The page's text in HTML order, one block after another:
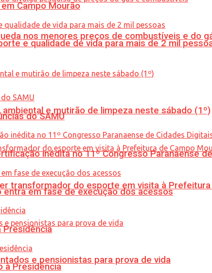
nos menores preços de combustíveis e do
e mutirão de limpeza neste sábado (1º)
transformador do esporte em visita à
e pensionistas para prova de vida
Campo Mourão
e qualidade de vida para mais de 2 mil
do SAMU
inédita no 11º Congresso Paranaense
em fase de execução dos acessos
Presidência
à Presidência